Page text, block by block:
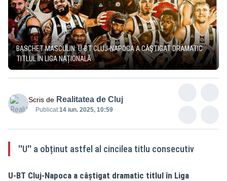
BASCHET MASCULIN: U-BT CLUJ-NAPOCA A CÂȘTIGAT DRAMATIC
TITLUL ÎN LIGA NAȚIONALĂ
Scris de Realitatea de Cluj
Publicat:14 iun. 2025, 10:59
''U'' a obținut astfel al cincilea titlu consecutiv
U-BT Cluj-Napoca a câștigat dramatic titlul în Liga